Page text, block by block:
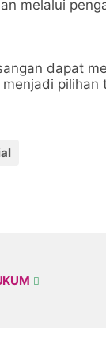
melalui
dapat